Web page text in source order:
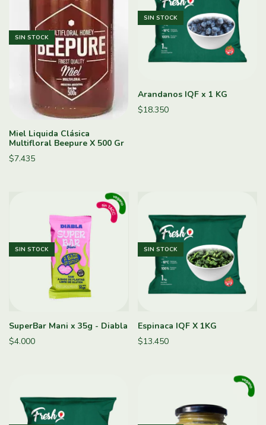
SIN STOCK
Miel Liquida Clásica
Multifloral Beepure X 500 Gr
$7.435
SIN STOCK
Arandanos IQF x 1 KG
$18.350
SIN STOCK
SuperBar Mani x 35g - Diabla
$4.000
SIN STOCK
Espinaca IQF X 1KG
$13.450